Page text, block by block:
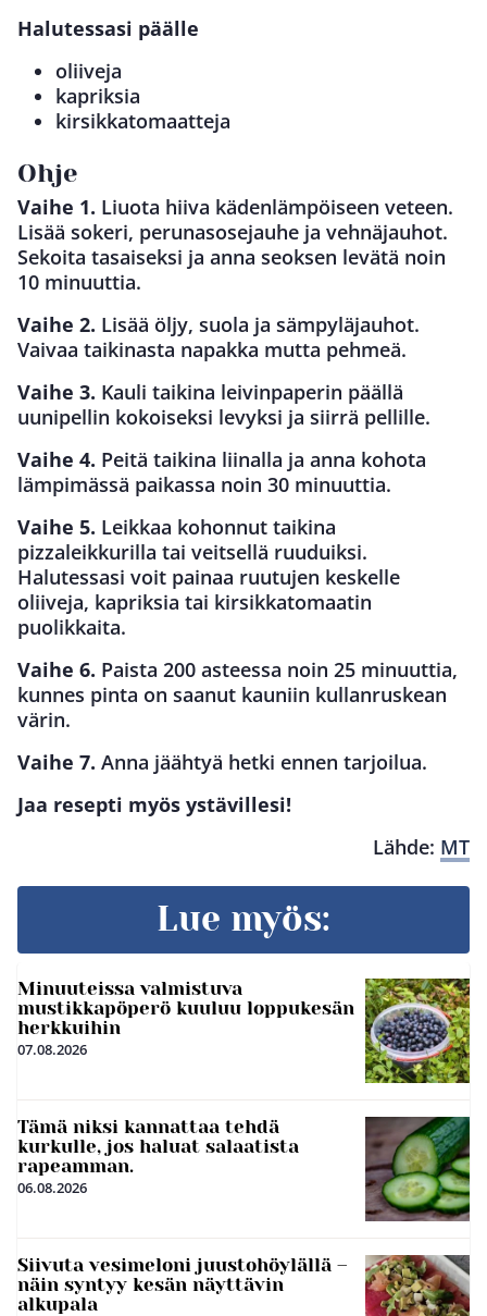
Halutessasi päälle
oliiveja
kapriksia
kirsikkatomaatteja
Ohje
Vaihe 1. Liuota hiiva kädenlämpöiseen veteen.
Lisää sokeri, perunasosejauhe ja vehnäjauhot.
Sekoita tasaiseksi ja anna seoksen levätä noin
10 minuuttia.
Vaihe 2. Lisää öljy, suola ja sämpyläjauhot.
Vaivaa taikinasta napakka mutta pehmeä.
Vaihe 3. Kauli taikina leivinpaperin päällä
uunipellin kokoiseksi levyksi ja siirrä pellille.
Vaihe 4. Peitä taikina liinalla ja anna kohota
lämpimässä paikassa noin 30 minuuttia.
Vaihe 5. Leikkaa kohonnut taikina
pizzaleikkurilla tai veitsellä ruuduiksi.
Halutessasi voit painaa ruutujen keskelle
oliiveja, kapriksia tai kirsikkatomaatin
puolikkaita.
Vaihe 6. Paista 200 asteessa noin 25 minuuttia,
kunnes pinta on saanut kauniin kullanruskean
värin.
Vaihe 7. Anna jäähtyä hetki ennen tarjoilua.
Jaa resepti myös ystävillesi!
Lähde: MT
Lue myös:
Minuuteissa valmistuva
mustikkapöperö kuuluu loppukesän
herkkuihin
07.08.2026
Tämä niksi kannattaa tehdä
kurkulle, jos haluat salaatista
rapeamman.
06.08.2026
Siivuta vesimeloni juustohöylällä –
näin syntyy kesän näyttävin
alkupala